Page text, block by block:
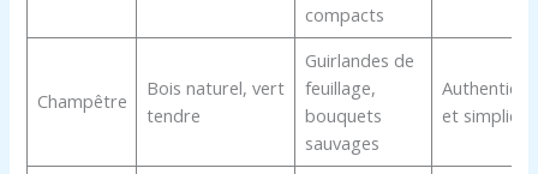
compacts
Champêtre
Bois naturel, vert
tendre
Guirlandes de
feuillage,
bouquets
sauvages
Authenticité
et simplicité